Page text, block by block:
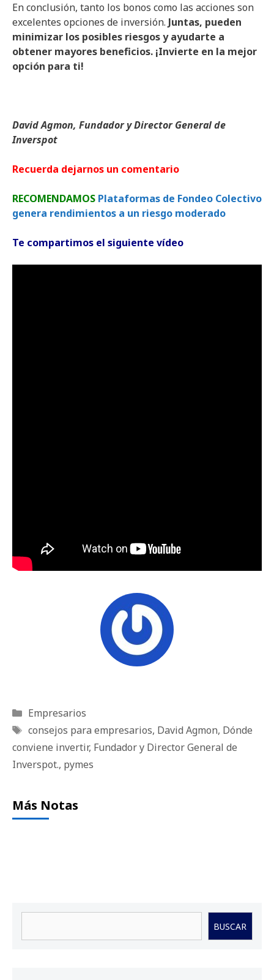
En conclusión, tanto los bonos como las acciones son
excelentes opciones de inversión. Juntas, pueden
minimizar los posibles riesgos y ayudarte a
obtener mayores beneficios. ¡Invierte en la mejor
opción para ti!
David Agmon, Fundador y Director General de
Inverspot
Recuerda dejarnos un comentario
RECOMENDAMOS Plataformas de Fondeo Colectivo
genera rendimientos a un riesgo moderado
Te compartimos el siguiente vídeo
Categorías
Empresarios
Etiquetas
consejos para empresarios, David Agmon, Dónde
conviene invertir, Fundador y Director General de
Inverspot., pymes
Más Notas
BUSCAR